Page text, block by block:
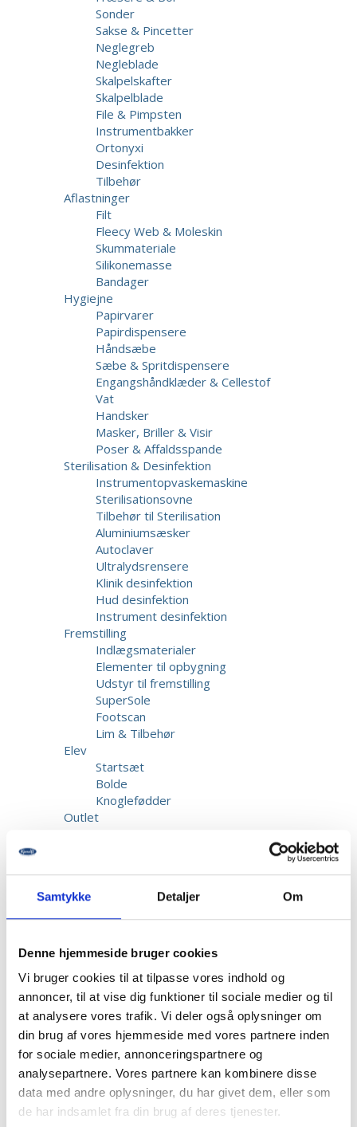
Samtykke Detaljer Om
Denne hjemmeside bruger cookies
Vi bruger cookies til at tilpasse vores indhold og
annoncer, til at vise dig funktioner til sociale medier og til
at analysere vores trafik. Vi deler også oplysninger om
din brug af vores hjemmeside med vores partnere inden
for sociale medier, annonceringspartnere og
analysepartnere. Vores partnere kan kombinere disse
data med andre oplysninger, du har givet dem, eller som
de har indsamlet fra din brug af deres tjenester.
Sonder
Sakse & Pincetter
Neglegreb
Negleblade
Skalpelskafter
Skalpelblade
File & Pimpsten
Instrumentbakker
Ortonyxi
Desinfektion
Tilbehør
Aflastninger
Filt
Fleecy Web & Moleskin
Skummateriale
Silikonemasse
Bandager
Hygiejne
Papirvarer
Papirdispensere
Håndsæbe
Sæbe & Spritdispensere
Engangshåndklæder & Cellestof
Vat
Handsker
Masker, Briller & Visir
Poser & Affaldsspande
Sterilisation & Desinfektion
Instrumentopvaskemaskine
Sterilisationsovne
Tilbehør til Sterilisation
Aluminiumsæsker
Autoclaver
Ultralydsrensere
Klinik desinfektion
Hud desinfektion
Instrument desinfektion
Fremstilling
Indlægsmaterialer
Elementer til opbygning
Udstyr til fremstilling
SuperSole
Footscan
Lim & Tilbehør
Elev
Startsæt
Bolde
Knoglefødder
Outlet
Elev
Knoglefødder
Kundeservice
Kalibrering af biothesiometer
Fragt & Levering
Garanti & Reklamation
Priser
Betaling
Beskadigede forsendelser
Information
Opret bruger
Kontakt os
Dansk Fodmesse